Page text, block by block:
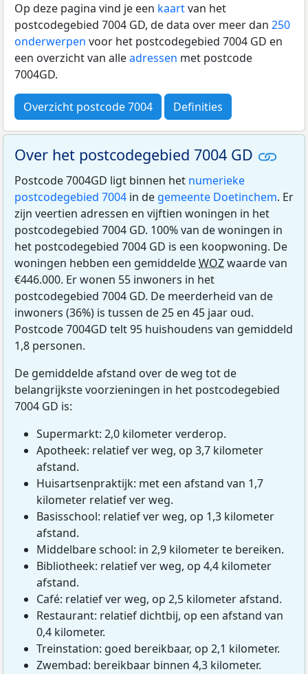
Op deze pagina vind je een kaartvan het
postcodegebied 7004 GD, de data over meer dan 250
onderwerpen voor het postcodegebied 7004 GD en
een overzicht van alleadressen met postcode
7004GD.
Overzicht postcode 7004 Definities
Over het postcodegebied 7004 GD
Postcode 7004GD ligt binnen het numerieke
postcodegebied 7004 in de gemeente Doetinchem. Er
zijn veertien adressen en vijftien woningen in het
postcodegebied 7004 GD. 100% van de woningen in
het postcodegebied 7004 GD is een koopwoning. De
woningen hebben een gemiddeldeWOZwaarde van
€446.000. Er wonen 55 inwoners in het
postcodegebied 7004 GD. De meerderheid van de
inwoners (36%) is tussen de 25 en 45 jaar oud.
Postcode 7004GD telt 95 huishoudens van gemiddeld
1,8 personen.
De gemiddelde afstand over de weg tot de
belangrijkste voorzieningen in het postcodegebied
7004 GD is:
Supermarkt: 2,0 kilometer verderop.
Apotheek: relatief ver weg, op 3,7 kilometer
afstand.
Huisartsenpraktijk: met een afstand van 1,7
kilometer relatief ver weg.
Basisschool: relatief ver weg, op 1,3 kilometer
afstand.
Middelbare school: in 2,9 kilometer te bereiken.
Bibliotheek: relatief ver weg, op 4,4 kilometer
afstand.
Café: relatief ver weg, op 2,5 kilometer afstand.
Restaurant: relatief dichtbij, op een afstand van
0,4 kilometer.
Treinstation: goed bereikbaar, op 2,1 kilometer.
Zwembad: bereikbaar binnen 4,3 kilometer.